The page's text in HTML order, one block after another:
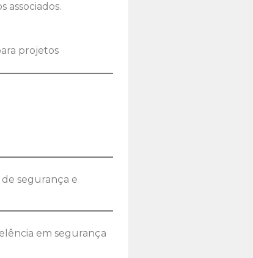
associados.
projetos
segurança e
em segurança